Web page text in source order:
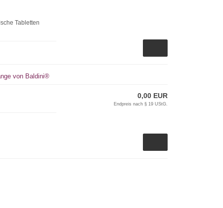
Tabletten
von Baldini®
0,00 EUR
Endpreis nach § 19 UStG.